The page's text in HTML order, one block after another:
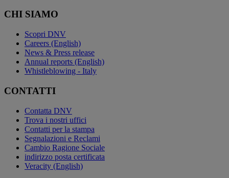
CHI SIAMO
Scopri DNV
Careers (English)
News & Press release
Annual reports (English)
Whistleblowing - Italy
CONTATTI
Contatta DNV
Trova i nostri uffici
Contatti per la stampa
Segnalazioni e Reclami
Cambio Ragione Sociale
indirizzo posta certificata
Veracity (English)